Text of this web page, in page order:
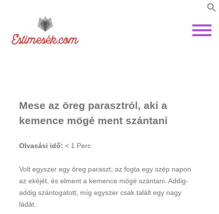
Mese az öreg parasztról, aki a
kemence mögé ment szántani
Olvasási idő: < 1 Perc
Volt egyszer egy öreg paraszt, az fogta egy szép napon
az ekéjét, és elment a kemence mögé szántani. Addig-
addig szántogatott, míg egyszer csak talált egy nagy
ládát.